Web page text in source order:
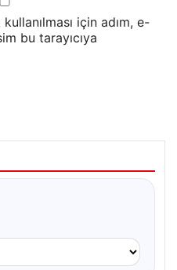
için adım, e-
bu tarayıcıya